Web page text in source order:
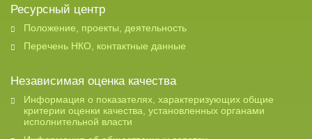
Ресурсный центр
Положение, проекты, деятельность
Перечень НКО, контактные данные
Независимая оценка качества
Информация о показателях, характеризующих общие
критерии оценки качества, установленных органами
исполнительной власти